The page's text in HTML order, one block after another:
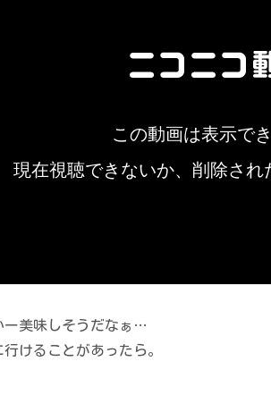
ー美味しそうだなぁ…
けることがあったら。